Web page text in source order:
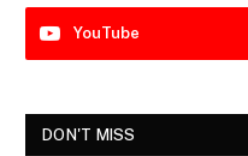
YouTube
DON'T MISS